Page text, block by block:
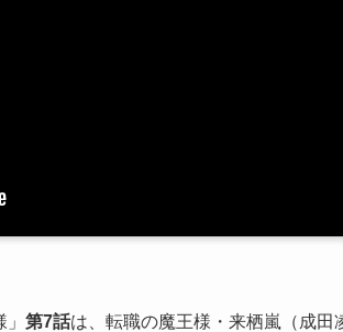
第7話は、転職の魔王様・来栖嵐（成田